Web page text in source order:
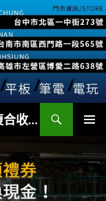
Sell Camera & Phone – 手機與相機複合收購